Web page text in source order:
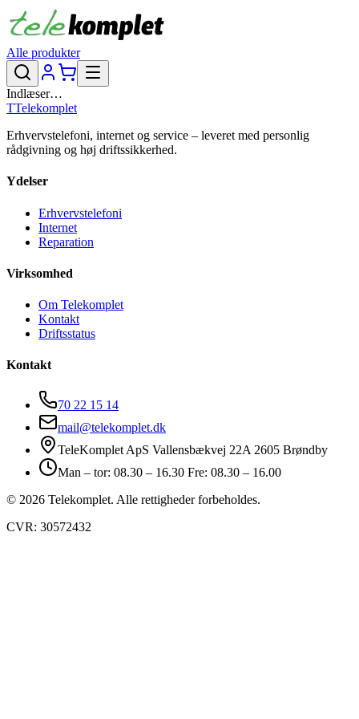
Alle produkter
Indlæser…
TTelekomplet
Erhvervstelefoni, internet og service – leveret med personlig
rådgivning og høj driftssikkerhed.
Ydelser
Erhvervstelefoni
Internet
Reparation
Virksomhed
Om Telekomplet
Kontakt
Driftsstatus
Kontakt
70 22 15 14
mail@telekomplet.dk
TeleKomplet ApS Vallensbækvej 22A 2605 Brøndby
Man – tor: 08.30 – 16.30 Fre: 08.30 – 16.00
© 2026 Telekomplet. Alle rettigheder forbeholdes.
CVR: 30572432